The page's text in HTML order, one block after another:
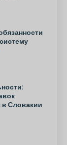
в Словакии